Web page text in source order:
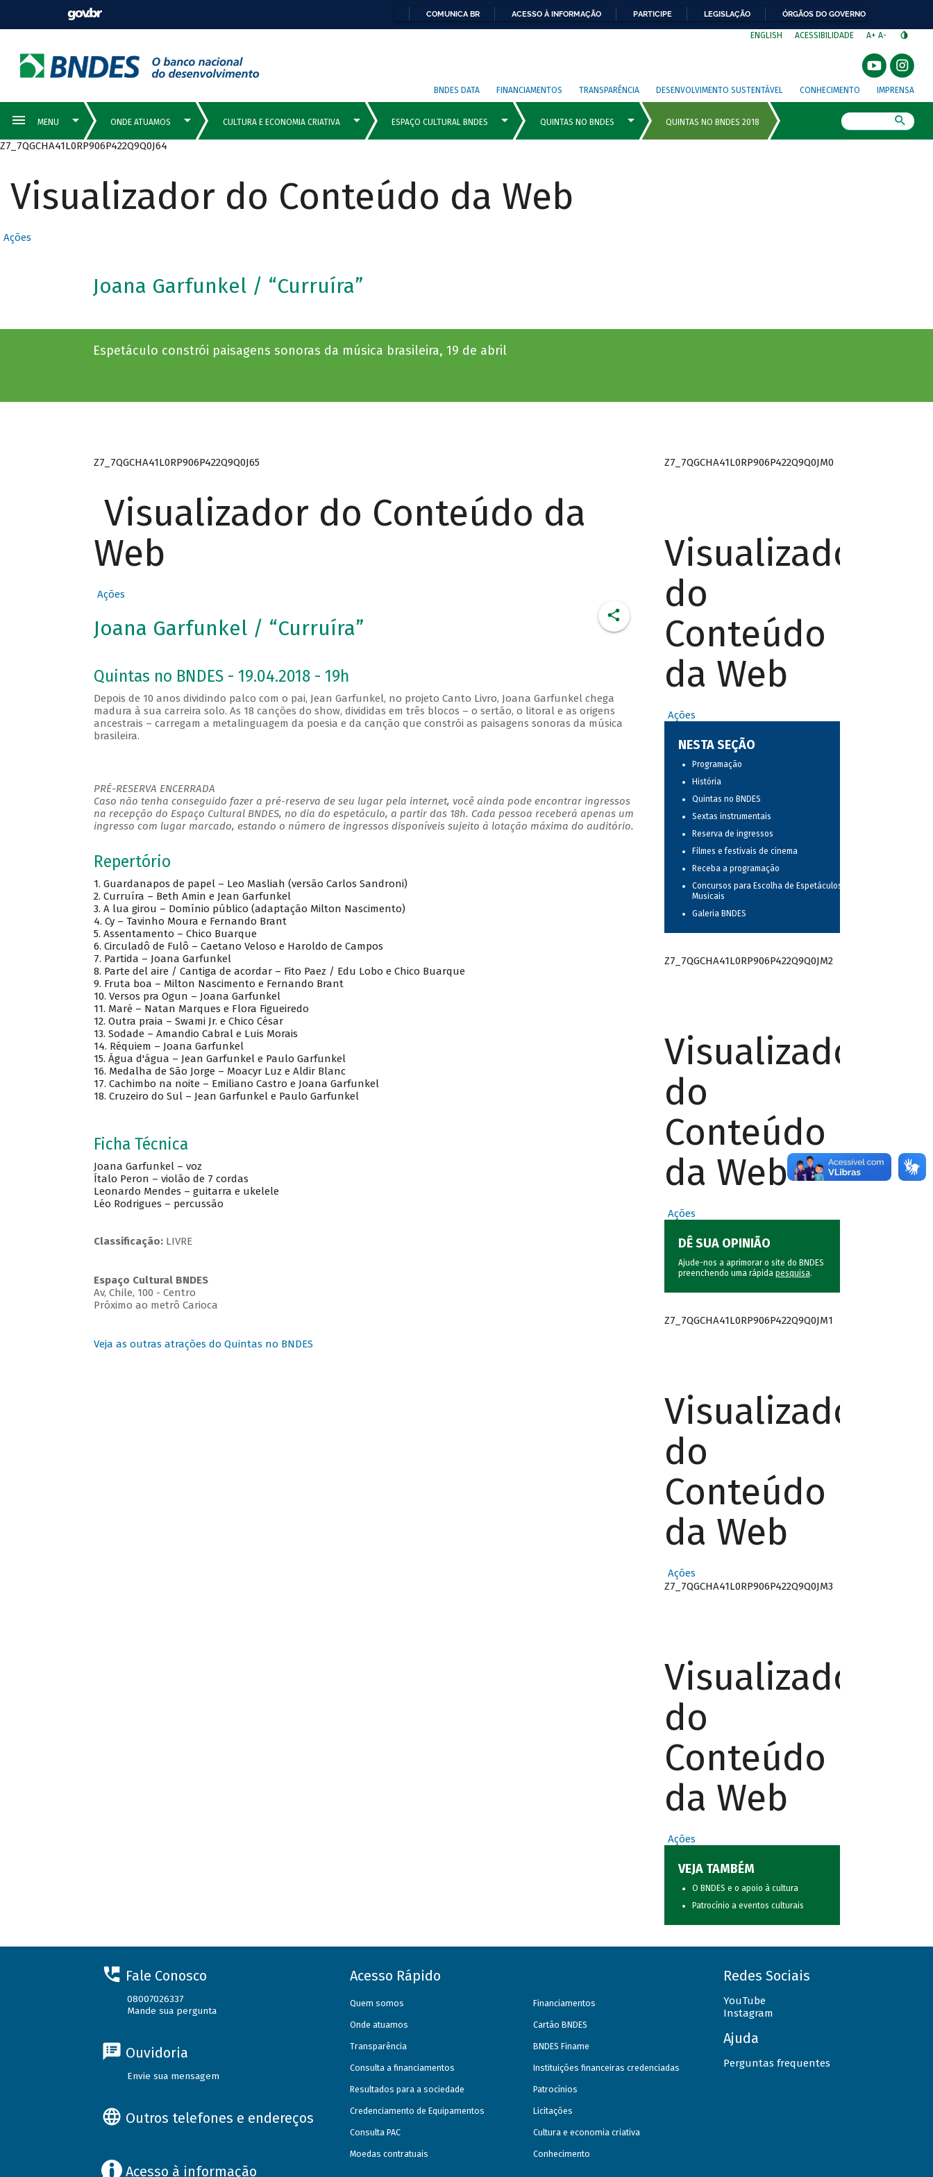
COMUNICA BR ACESSO À INFORMAÇÃO PARTICIPE LEGISLAÇÃO ÓRGÃOS DO GOVERNO
ENGLISH ACESSIBILIDADE A+ A-
BNDES DATA FINANCIAMENTOS TRANSPARÊNCIA DESENVOLVIMENTO SUSTENTÁVEL CONHECIMENTO IMPRENSA
Z7_7QGCHA41L0RP906P422Q9Q0J64
Visualizador do Conteúdo da Web
Ações
Joana Garfunkel / “Curruíra”
Espetáculo constrói paisagens sonoras da música brasileira, 19 de abril
Z7_7QGCHA41L0RP906P422Q9Q0J65
Visualizador do Conteúdo da
Web
Ações
Joana Garfunkel / “Curruíra”
Quintas no BNDES - 19.04.2018 - 19h
Depois de 10 anos dividindo palco com o pai, Jean Garfunkel, no projeto Canto Livro, Joana Garfunkel chega
madura à sua carreira solo. As 18 canções do show, divididas em três blocos – o sertão, o litoral e as origens
ancestrais – carregam a metalinguagem da poesia e da canção que constrói as paisagens sonoras da música
brasileira.
PRÉ-RESERVA ENCERRADA
Caso não tenha conseguido fazer a pré-reserva de seu lugar pela internet, você ainda pode encontrar ingressos
na recepção do Espaço Cultural BNDES, no dia do espetáculo, a partir das 18h. Cada pessoa receberá apenas um
ingresso com lugar marcado, estando o número de ingressos disponíveis sujeito à lotação máxima do auditório.
Repertório
1. Guardanapos de papel – Leo Masliah (versão Carlos Sandroni)
2. Curruíra – Beth Amin e Jean Garfunkel
3. A lua girou – Domínio público (adaptação Milton Nascimento)
4. Cy – Tavinho Moura e Fernando Brant
5. Assentamento – Chico Buarque
6. Circuladô de Fulô – Caetano Veloso e Haroldo de Campos
7. Partida – Joana Garfunkel
8. Parte del aire / Cantiga de acordar – Fito Paez / Edu Lobo e Chico Buarque
9. Fruta boa – Milton Nascimento e Fernando Brant
10. Versos pra Ogun – Joana Garfunkel
11. Maré – Natan Marques e Flora Figueiredo
12. Outra praia – Swami Jr. e Chico César
13. Sodade – Amandio Cabral e Luis Morais
14. Réquiem – Joana Garfunkel
15. Água d'água – Jean Garfunkel e Paulo Garfunkel
16. Medalha de São Jorge – Moacyr Luz e Aldir Blanc
17. Cachimbo na noite – Emiliano Castro e Joana Garfunkel
18. Cruzeiro do Sul – Jean Garfunkel e Paulo Garfunkel
Ficha Técnica
Joana Garfunkel – voz
Ítalo Peron – violão de 7 cordas
Leonardo Mendes – guitarra e ukelele
Léo Rodrigues – percussão
Classificação: LIVRE
Espaço Cultural BNDES
Av, Chile, 100 - Centro
Próximo ao metrô Carioca
Veja as outras atrações do Quintas no BNDES
Z7_7QGCHA41L0RP906P422Q9Q0JM0
Visualizador
do
Conteúdo
da Web
Ações
NESTA SEÇÃO
Programação
História
Quintas no BNDES
Sextas instrumentais
Reserva de ingressos
Filmes e festivais de cinema
Receba a programação
Concursos para Escolha de Espetáculos
Musicais
Galeria BNDES
Z7_7QGCHA41L0RP906P422Q9Q0JM2
Visualizador
do
Conteúdo
da Web
Ações
DÊ SUA OPINIÃO
Ajude-nos a aprimorar o site do BNDES
preenchendo uma rápida pesquisa.
Z7_7QGCHA41L0RP906P422Q9Q0JM1
Visualizador
do
Conteúdo
da Web
Ações
Z7_7QGCHA41L0RP906P422Q9Q0JM3
Visualizador
do
Conteúdo
da Web
Ações
VEJA TAMBÉM
O BNDES e o apoio à cultura
Patrocínio a eventos culturais
Fale Conosco
08007026337
Mande sua pergunta
Ouvidoria
Envie sua mensagem
Outros telefones e endereços
Acesso à informação
Acesso Rápido
Quem somos
Onde atuamos
Transparência
Consulta a financiamentos
Resultados para a sociedade
Credenciamento de Equipamentos
Consulta PAC
Moedas contratuais
Financiamentos
Cartão BNDES
BNDES Finame
Instituições financeiras credenciadas
Patrocínios
Licitações
Cultura e economia criativa
Conhecimento
Redes Sociais
YouTube
Instagram
Ajuda
Perguntas frequentes